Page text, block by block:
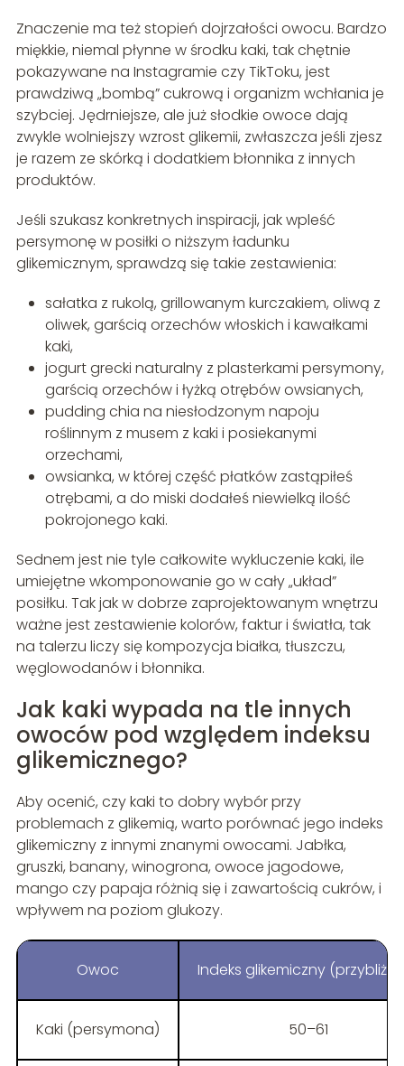
Znaczenie ma też stopień dojrzałości owocu. Bardzo
miękkie, niemal płynne w środku kaki, tak chętnie
pokazywane na Instagramie czy TikToku, jest
prawdziwą „bombą” cukrową i organizm wchłania je
szybciej. Jędrniejsze, ale już słodkie owoce dają
zwykle wolniejszy wzrost glikemii, zwłaszcza jeśli zjesz
je razem ze skórką i dodatkiem błonnika z innych
produktów.
Jeśli szukasz konkretnych inspiracji, jak wpleść
persymonę w posiłki o niższym ładunku
glikemicznym, sprawdzą się takie zestawienia:
sałatka z rukolą, grillowanym kurczakiem, oliwą z
oliwek, garścią orzechów włoskich i kawałkami
kaki,
jogurt grecki naturalny z plasterkami persymony,
garścią orzechów i łyżką otrębów owsianych,
pudding chia na niesłodzonym napoju
roślinnym z musem z kaki i posiekanymi
orzechami,
owsianka, w której część płatków zastąpiłeś
otrębami, a do miski dodałeś niewielką ilość
pokrojonego kaki.
Sednem jest nie tyle całkowite wykluczenie kaki, ile
umiejętne wkomponowanie go w cały „układ”
posiłku. Tak jak w dobrze zaprojektowanym wnętrzu
ważne jest zestawienie kolorów, faktur i światła, tak
na talerzu liczy się kompozycja białka, tłuszczu,
węglowodanów i błonnika.
Jak kaki wypada na tle innych
owoców pod względem indeksu
glikemicznego?
Aby ocenić, czy kaki to dobry wybór przy
problemach z glikemią, warto porównać jego indeks
glikemiczny z innymi znanymi owocami. Jabłka,
gruszki, banany, winogrona, owoce jagodowe,
mango czy papaja różnią się i zawartością cukrów, i
wpływem na poziom glukozy.
Owoc Indeks glikemiczny
Kaki (persymona) 50–61